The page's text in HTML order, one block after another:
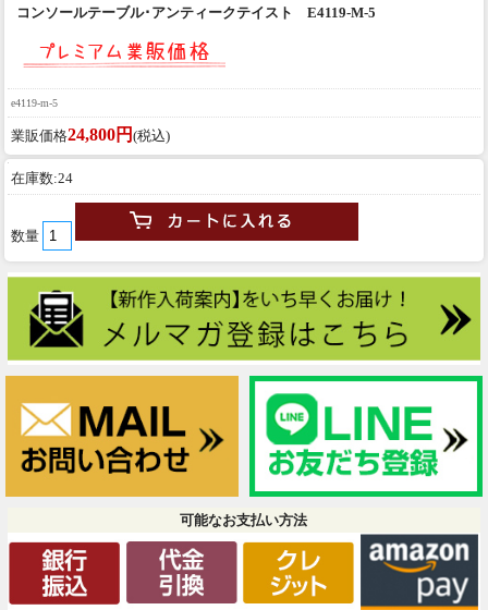
コンソールテーブル･アンティークテイスト E4119-M-5
e4119-m-5
業販価格24,800円 (税込)
在庫数:24
数量
可能なお支払い方法